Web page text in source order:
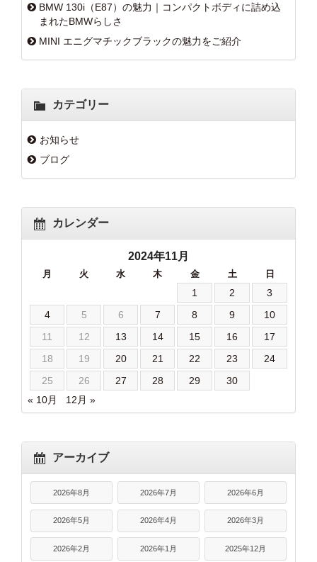
BMW 130i（E87）の魅力｜コンパクトボディに詰め込
まれたBMWらしさ
MINI エニグマチックブラックの魅力をご紹介
カテゴリー
お知らせ
ブログ
カレンダー
2024年11月
月 火 水 木 金 土 日
1 2
3
4
5 6 7 8 9
10
11
12 13 14 15 16
17
18
19 20 21 22 23
24
25
26 27 28 29
30
« 10月
12月 »
アーカイブ
2026年8月 2026年7月 2026年6月
2026年5月 2026年4月 2026年3月
2026年2月 2026年1月 2025年12月